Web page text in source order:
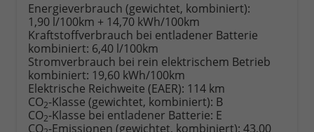
Energieverbrauch (gewichtet, kombiniert):
1,90 l/100km + 14,70 kWh/100km
Kraftstoffverbrauch bei entladener Batterie
kombiniert: 6,40 l/100km
Stromverbrauch bei rein elektrischem Betrieb
kombiniert: 19,60 kWh/100km
Elektrische Reichweite (EAER): 114 km
CO2-Klasse (gewichtet, kombiniert): B
CO2-Klasse bei entladener Batterie: E
CO -Emissionen (gewichtet, kombiniert): 43,00